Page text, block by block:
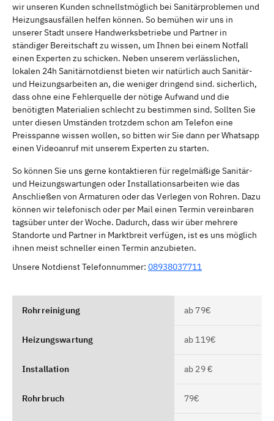
wir unseren Kunden schnellstmöglich bei Sanitärproblemen und
Heizungsausfällen helfen können. So bemühen wir uns in
unserer Stadt unsere Handwerksbetriebe und Partner in
ständiger Bereitschaft zu wissen, um Ihnen bei einem Notfall
einen Experten zu schicken. Neben unserem verlässlichen,
lokalen 24h Sanitärnotdienst bieten wir natürlich auch Sanitär-
und Heizungsarbeiten an, die weniger dringend sind. sicherlich,
dass ohne eine Fehlerquelle der nötige Aufwand und die
benötigten Materialien schlecht zu bestimmen sind. Sollten Sie
unter diesen Umständen trotzdem schon am Telefon eine
Preisspanne wissen wollen, so bitten wir Sie dann per Whatsapp
einen Videoanruf mit unserem Experten zu starten.
So können Sie uns gerne kontaktieren für regelmäßige Sanitär-
und Heizungswartungen oder Installationsarbeiten wie das
Anschließen von Armaturen oder das Verlegen von Rohren. Dazu
können wir telefonisch oder per Mail einen Termin vereinbaren
tagsüber unter der Woche. Dadurch, dass wir über mehrere
Standorte und Partner in Marktbreit verfügen, ist es uns möglich
ihnen meist schneller einen Termin anzubieten.
Unsere Notdienst Telefonnummer: 08938037711
Rohrreinigung ab 79€
Heizungswartung ab 119€
Installation ab 29 €
Rohrbruch 79€